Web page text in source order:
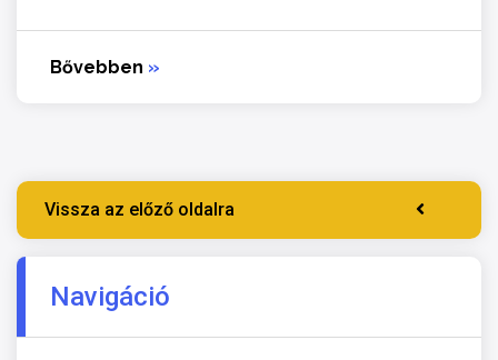
Bővebben »
Vissza az előző oldalra
Navigáció